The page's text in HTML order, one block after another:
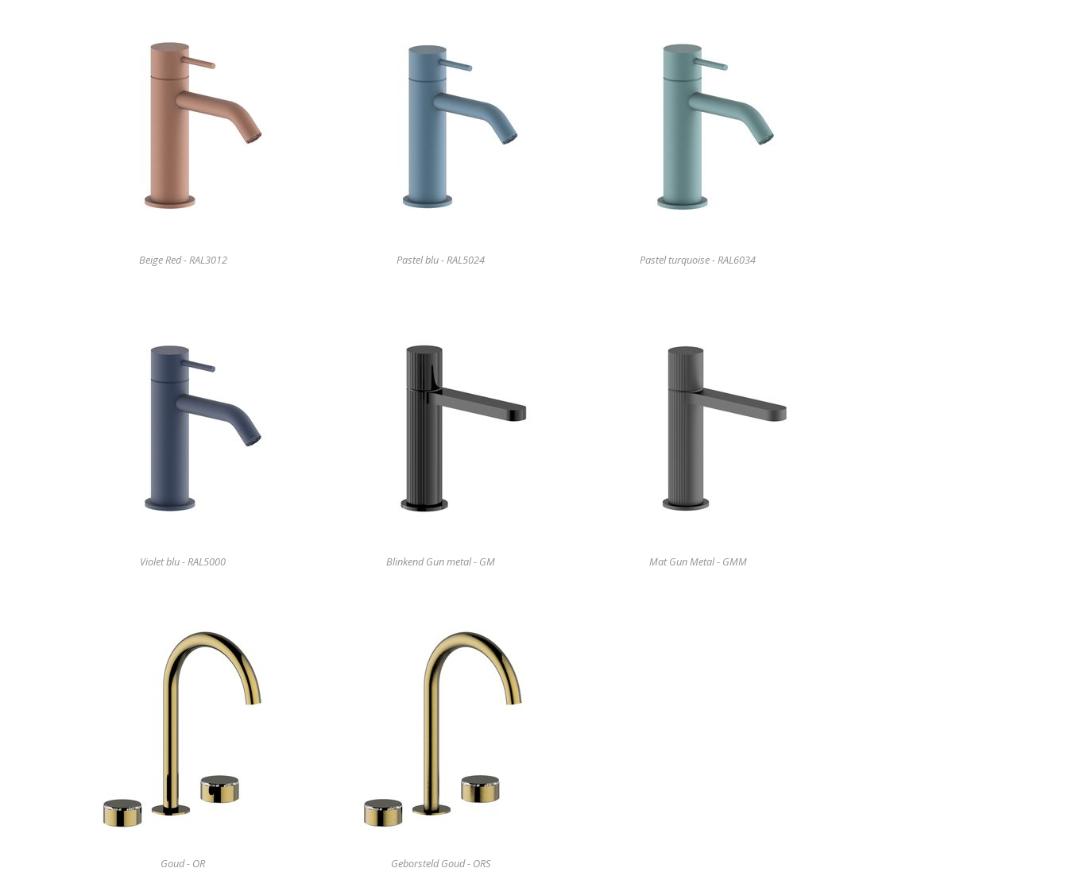
Beige Red - RAL3012 Pastel blu - RAL5024 Pastel turquoise - RAL6034
Violet blu - RAL5000 Blinkend Gun metal - GM Mat Gun Metal - GMM
Goud - OR Geborsteld Goud - ORS